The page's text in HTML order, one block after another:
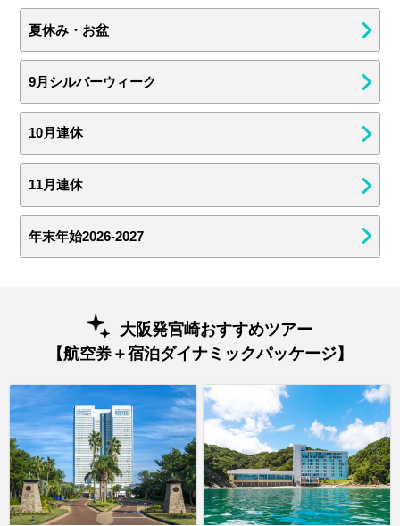
夏休み・お盆
9月シルバーウィーク
10月連休
11月連休
年末年始2026-2027
大阪発宮崎おすすめツアー
【航空券＋宿泊ダイナミックパッケージ】